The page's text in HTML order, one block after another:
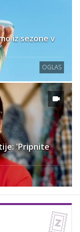
iz sezone v
OGLAS
'Pripnite